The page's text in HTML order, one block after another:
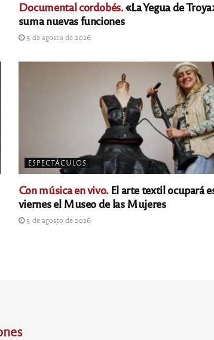
Documental cordobés.«La Yegua de
suma nuevas funciones
5 de agosto de 2026
ESPECTÁCULOS
Con música en vivo. El arte textil ocupará
viernes el Museo de las Mujeres
5 de agosto de 2026